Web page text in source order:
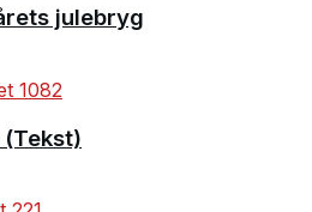
julebryg
1082